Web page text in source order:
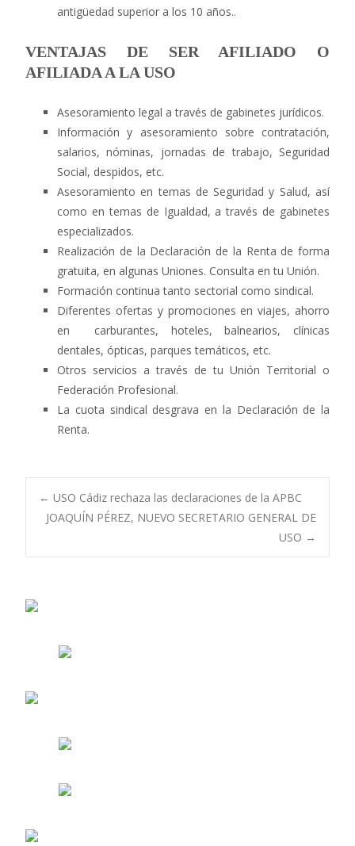
antigüedad superior a los 10 años..
VENTAJAS DE SER AFILIADO O
AFILIADA A LA USO
Asesoramiento legal a través de gabinetes jurídicos.
Información y asesoramiento sobre contratación,
salarios, nóminas, jornadas de trabajo, Seguridad
Social, despidos, etc.
Asesoramiento en temas de Seguridad y Salud, así
como en temas de Igualdad, a través de gabinetes
especializados.
Realización de la Declaración de la Renta de forma
gratuita, en algunas Uniones. Consulta en tu Unión.
Formación continua tanto sectorial como sindical.
Diferentes ofertas y promociones en viajes, ahorro
en carburantes, hoteles, balnearios, clínicas
dentales, ópticas, parques temáticos, etc.
Otros servicios a través de tu Unión Territorial o
Federación Profesional.
La cuota sindical desgrava en la Declaración de la
Renta.
Navegación
de
← USO Cádiz rechaza las declaraciones de la APBC
JOAQUÍN PÉREZ, NUEVO SECRETARIO GENERAL DE
USO →